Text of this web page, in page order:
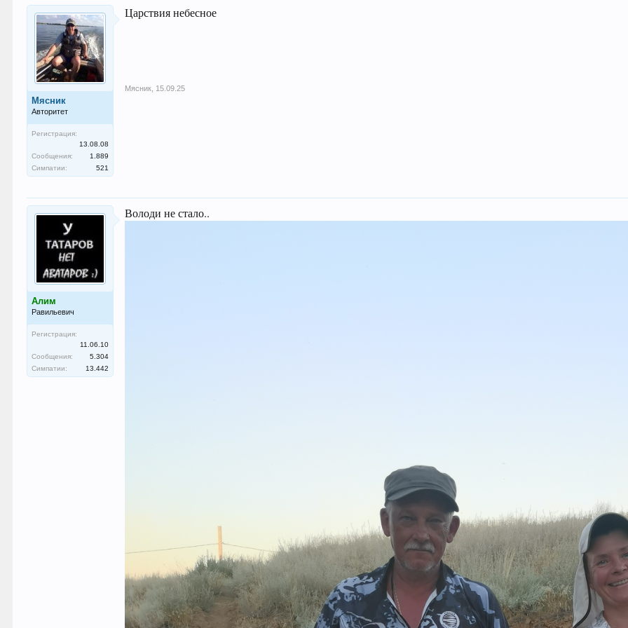
Мясник
Авторитет
Регистрация:
13.08.08
Сообщения:
1.889
Симпатии:
521
Царствия небесное
Мясник 15.09.25
Алим
Равильевич
Регистрация:
11.06.10
Сообщения:
5.304
Симпатии:
13.442
Володи не стало..